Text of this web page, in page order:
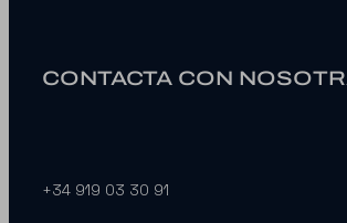
CONTACTA CON
+34 919 03 30 91